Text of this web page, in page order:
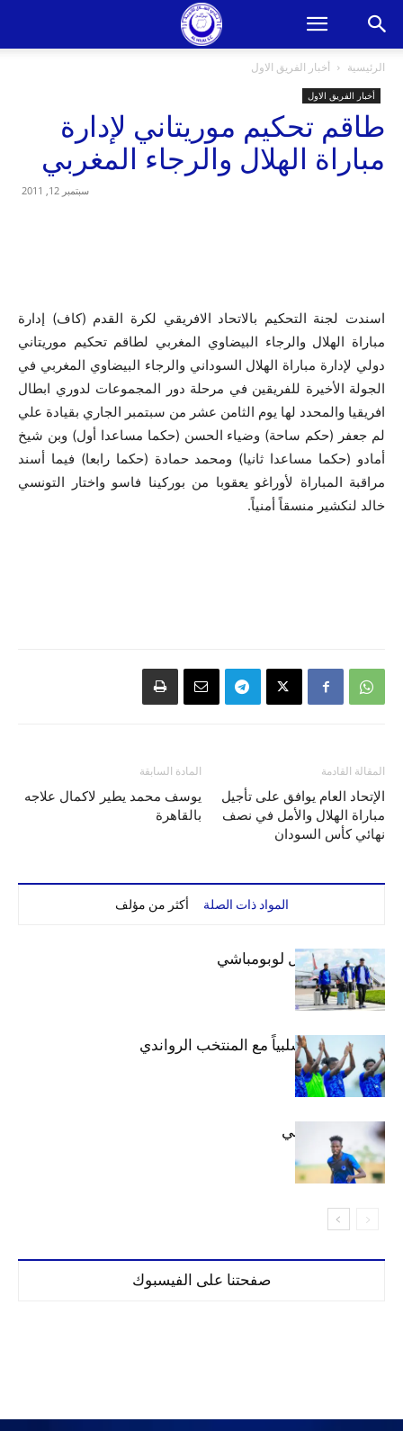
الرئيسية أخبار الفريق الاول
أخبار الفريق الاول
طاقم تحكيم موريتاني لإدارة
مباراة الهلال والرجاء المغربي
سبتمبر 12, 2011
اسندت لجنة التحكيم بالاتحاد الافريقي لكرة القدم (كاف) إدارة
مباراة الهلال والرجاء البيضاوي المغربي لطاقم تحكيم موريتاني
دولي لإدارة مباراة الهلال السوداني والرجاء البيضاوي المغربي في
الجولة الأخيرة للفريقين في مرحلة دور المجموعات لدوري ابطال
افريقيا والمحدد لها يوم الثامن عشر من سبتمبر الجاري بقيادة علي
لم جعفر (حكم ساحة) وضياء الحسن (حكما مساعدا أول) وبن شيخ
أمادو (حكما مساعدا ثانيا) ومحمد حمادة (حكما رابعا) فيما أسند
مراقبة المباراة لأوراغو يعقوبا من بوركينا فاسو واختار التونسي
خالد لنكشير منسقاً أمنياً.
المادة السابقة
يوسف محمد يطير لاكمال علاجه
بالقاهرة
المقالة القادمة
الإتحاد العام يوافق على تأجيل
مباراة الهلال والأمل في نصف
نهائي كأس السودان
المواد ذات الصلة أكثر من مؤلف
بعثة الهلال تصل لوبومباشي
الهلال يتعادل سلبياً مع المنتخب الرواندي
إعدادياً
كنن يصل كيجالي
صفحتنا على الفيسبوك